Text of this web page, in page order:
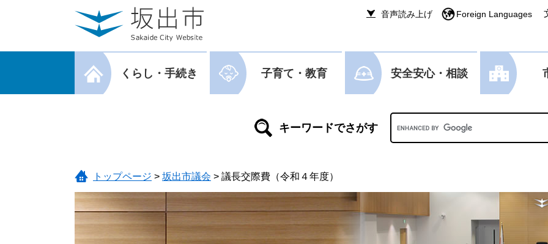
音声読み上げ Foreign Languages
メニューを閉じる
くらし・手続き 子育て・教育 安全安心・相談
Googleカスタム検索
トップページ > 坂出市議会 > 議長交際費（令和４年度）